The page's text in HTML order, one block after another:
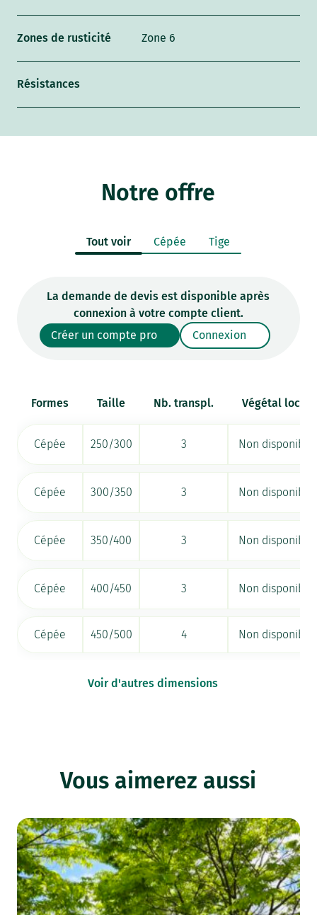
Zones de rusticité Zone 6
Résistances
Notre offre
Tout voir Cépée Tige
La demande de devis est disponible après
connexion à votre compte client.
Créer un compte pro
Connexion
Formes Taille Nb. transpl. Végétal local
Cépée 250/300 3 Non disponible
Cépée 300/350 3 Non disponible
Cépée 350/400 3 Non disponible
Cépée 400/450 3 Non disponible
Cépée 450/500 4 Non disponible
Voir d'autres dimensions
Vous aimerez aussi